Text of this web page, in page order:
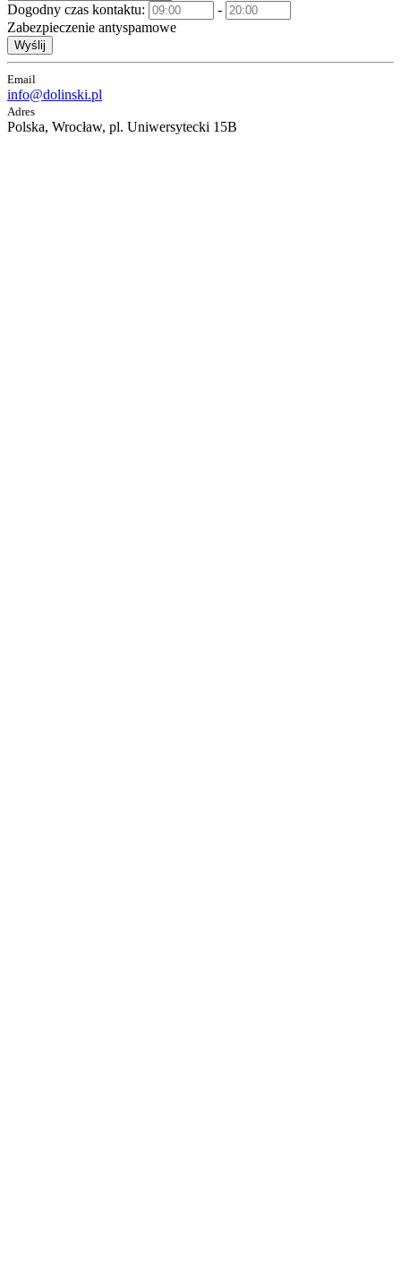
Dogodny czas kontaktu:
-
Zabezpieczenie antyspamowe
Wyślij
Email
info@dolinski.pl
Adres
Polska, Wrocław, pl. Uniwersytecki 15B